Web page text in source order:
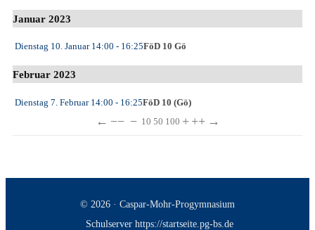
Januar 2023
Dienstag 10. Januar14:00 - 16:25FöD 10 Gö
Februar 2023
Dienstag 7. Februar14:00 - 16:25FöD 10 (Gö)
← −− − 10 50 100 + ++ →
© 2026 · Caspar-Mohr-Progymnasium
Schulserver https://startseite.pg-bs.de